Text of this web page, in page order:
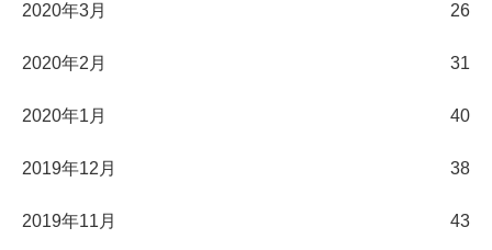
2020年3月 26
2020年2月 31
2020年1月 40
2019年12月 38
2019年11月 43